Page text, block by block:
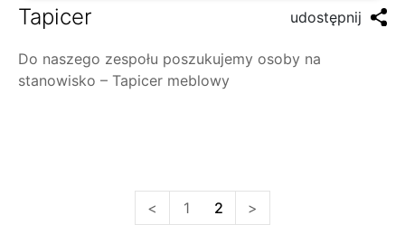
Tapicer udostępnij
Do naszego zespołu poszukujemy osoby na
stanowisko – Tapicer meblowy
<
Nawigacja
1 2 >